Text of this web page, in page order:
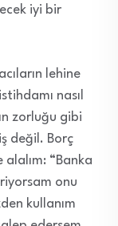
iyi bir
lehine
nasıl
zorluğu gibi
değil. Borç
alalım: “Banka
onu
kullanım